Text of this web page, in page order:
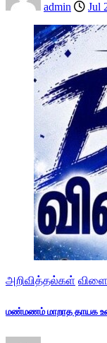
admin Jul
அறிவித்தல்கள்
மண்மணம் மாறாத தாயக